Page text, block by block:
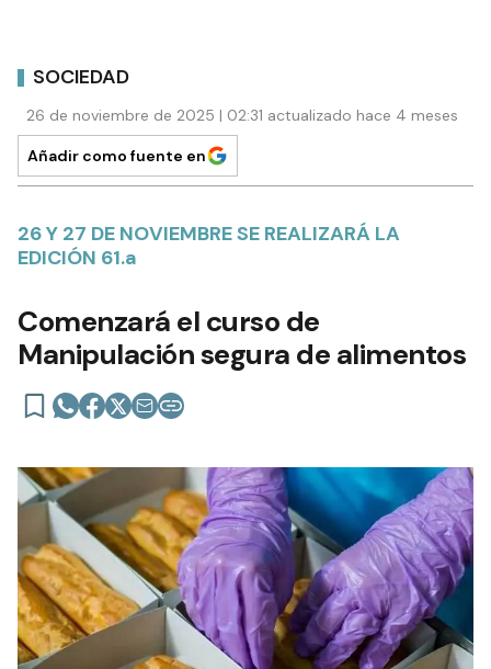
SOCIEDAD
26 de noviembre de 2025 | 02:31 actualizado hace 4 meses
Añadir como fuente en
26 Y 27 DE NOVIEMBRE SE REALIZARÁ LA
EDICIÓN 61.a
Comenzará el curso de
Manipulación segura de alimentos